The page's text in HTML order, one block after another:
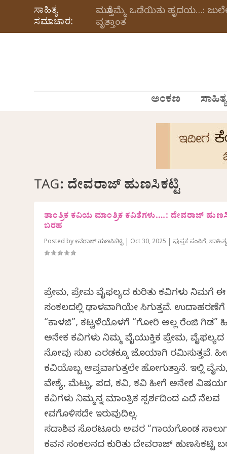
ಸಾಹಿತ್ಯ
ಸಮಾಚಾರ:
ಮತ್ತೊಮ್ಮೆ ಒಡೆಯಿತು ಹೃದಯ…:
ವೃತ್ತಾಂತ
ಅಂಕಣ ಸಾಹಿತ್ಯ
TAG: ದೇವರಾಜ್‌ ಹುಣಸಿಕಟ್ಟಿ
ತಾಂತ್ರಿಕ ಕವಿಯ ಮಾಂತ್ರಿಕ ಕವಿತೆಗಳು….: ದೇವರಾಜ್‌
ಬರಹ
Posted by ದೇವರಾಜ್‌ ಹುಣಸಿಕಟ್ಟಿ Oct 30, 2025 ಪುಸ್ತಕ ಸಂಪಿಗೆ,ಸಾಹಿತ್ಯ
ಪ್ರೇಮ, ಪ್ರೇಮ ವೈಫಲ್ಯದ ಕುರಿತು ಕವಿತೆಗಳು ನಿಮಗೆ ಈ
ಸಂಕಲದಲ್ಲಿ ಢಾಳವಾಗಿಯೇ ಸಿಗುತ್ತವೆ. ಉದಾಹರಣೆಗೆ
“ಕಾಳಜಿ”, ಕಟ್ಟಳೆಯೊಳಗೆ “ಗೋರಿ ಅಲ್ಲ ರೆಂಜಿ ಗಿಡ”
ಅನೇಕ ಕವಿತೆಗಳು ನಿಮ್ಮ ವೈಯುಕ್ತಿಕ ಪ್ರೇಮ, ವೈಫಲ್ಯದ
ನೋವು ಸುಖ ಎರಡಕ್ಕೂ ಜೊತೆಯಾಗಿ ರಮಿಸುತ್ತವೆ.
ಕವಿಯೊಬ್ಬ ಆಪ್ತವಾಗುತ್ತಲೇ ಹೋಗುತ್ತಾನೆ. ಇಲ್ಲಿ ವೈನು,
ವೇಶ್ಯೆ, ಮೆಟ್ಟು, ಪದ, ಕವಿ, ಕವಿತೆ ಹೀಗೆ ಅನೇಕ
ಕವಿತೆಗಳು ನಿಮ್ಮನ್ನ ಮಾಂತ್ರಿಕ ಸ್ಪರ್ಶದಿಂದ ಎದೆ ನೆಲವ
ತೇವಗೊಳಿಸದೇ ಇರುವುದಿಲ್ಲ.
ಸದಾಶಿವ ಸೊರಟೂರು ಅವರ “ಗಾಯಗೊಂಡ
ಕವನ ಸಂಕಲನದ ಕುರಿತು ದೇವರಾಜ್‌ ಹುಣಸಿಕಟ್ಟಿ